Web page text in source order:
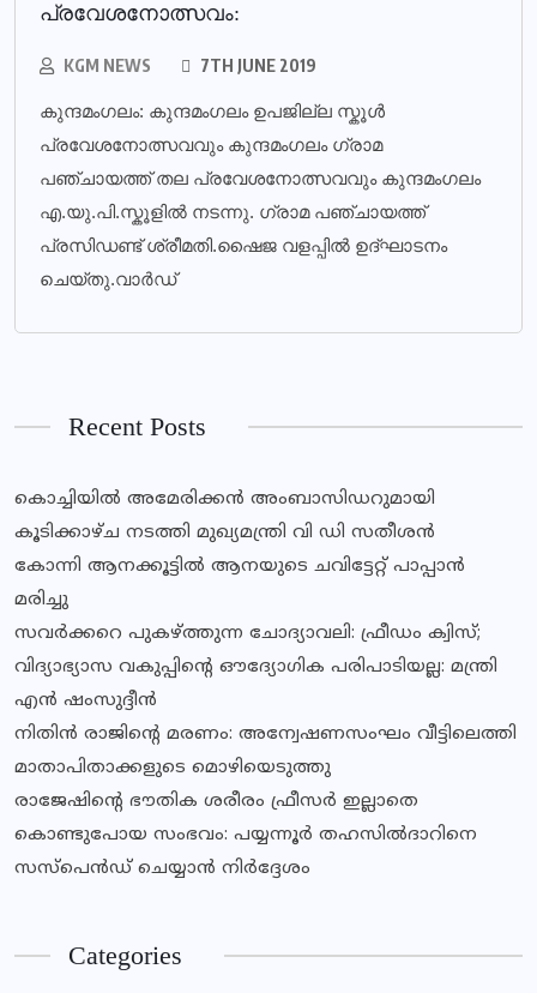
പ്രവേശനോത്സവം:
KGM NEWS 7TH JUNE 2019
കുന്ദമംഗലം: കുന്ദമംഗലം ഉപജില്ല സ്കൂൾ
പ്രവേശനോത്സവവും കുന്ദമംഗലം ഗ്രാമ
പഞ്ചായത്ത് തല പ്രവേശനോത്സവവും കുന്ദമംഗലം
എ.യു.പി.സ്കൂളിൽ നടന്നു. ഗ്രാമ പഞ്ചായത്ത്
പ്രസിഡണ്ട് ശ്രീമതി.ഷൈജ വളപ്പിൽ ഉദ്ഘാടനം
ചെയ്തു.വാർഡ്
Recent Posts
കൊച്ചിയിൽ അമേരിക്കൻ അംബാസിഡറുമായി
കൂടിക്കാഴ്ച നടത്തി മുഖ്യമന്ത്രി വി ഡി സതീശൻ
കോന്നി ആനക്കൂട്ടിൽ ആനയുടെ ചവിട്ടേറ്റ് പാപ്പാൻ
മരിച്ചു
സവര്‍ക്കറെ പുകഴ്ത്തുന്ന ചോദ്യാവലി: ഫ്രീഡം ക്വിസ്;
വിദ്യാഭ്യാസ വകുപ്പിൻ്റെ ഔദ്യോഗിക പരിപാടിയല്ല: മന്ത്രി
എൻ ഷംസുദ്ദീൻ
നിതിൻ രാജിൻ്റെ മരണം: അന്വേഷണസംഘം വീട്ടിലെത്തി
മാതാപിതാക്കളുടെ മൊഴിയെടുത്തു
രാജേഷിന്റെ ഭൗതിക ശരീരം ഫ്രീസര്‍ ഇല്ലാതെ
കൊണ്ടുപോയ സംഭവം: പയ്യന്നൂര്‍ തഹസില്‍ദാറിനെ
സസ്‌പെന്‍ഡ് ചെയ്യാന്‍ നിര്‍ദ്ദേശം
Categories